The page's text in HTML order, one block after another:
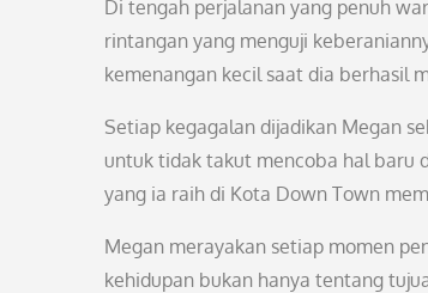
Di tengah perjalanan yang penuh
rintangan yang menguji
kemenangan kecil saat dia berhasil
Setiap kegagalan dijadikan Megan
untuk tidak takut mencoba hal baru
yang ia raih di Kota Down Town
Megan merayakan setiap momen
kehidupan bukan hanya tentang